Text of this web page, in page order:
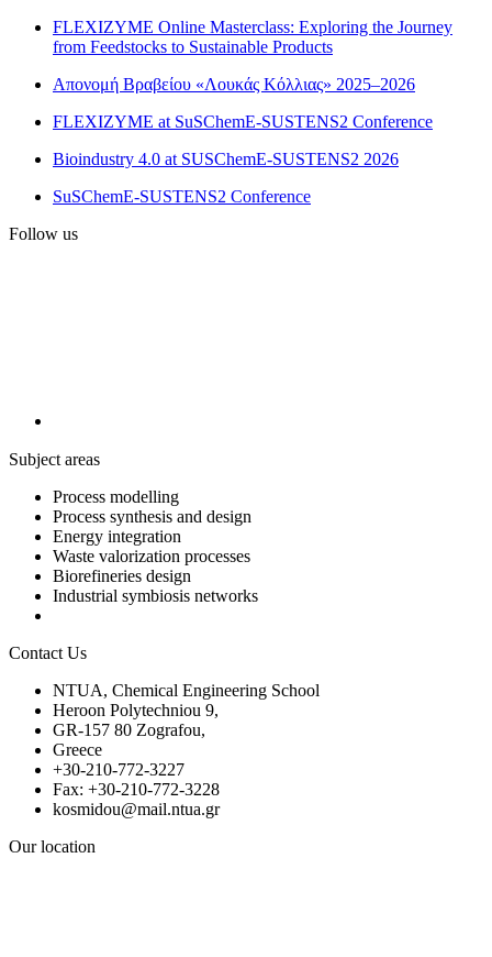
FLEXIZYME Online Masterclass: Exploring the Journey
from Feedstocks to Sustainable Products
Απονομή Βραβείου «Λουκάς Κόλλιας» 2025–2026
FLEXIZYME at SuSChemE-SUSTENS2 Conference
Bioindustry 4.0 at SUSChemE-SUSTENS2 2026
SuSChemE-SUSTENS2 Conference
Follow us
Subject areas
Process modelling
Process synthesis and design
Energy integration
Waste valorization processes
Biorefineries design
Industrial symbiosis networks
Contact Us
NTUA, Chemical Engineering School
Heroon Polytechniou 9,
GR-157 80 Zografou,
Greece
+30-210-772-3227
Fax: +30-210-772-3228
kosmidou@mail.ntua.gr
Our location